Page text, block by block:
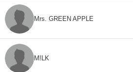
Mrs. GREEN APPLE
M!LK